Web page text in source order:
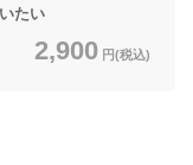
たい
2,900 円(税込)